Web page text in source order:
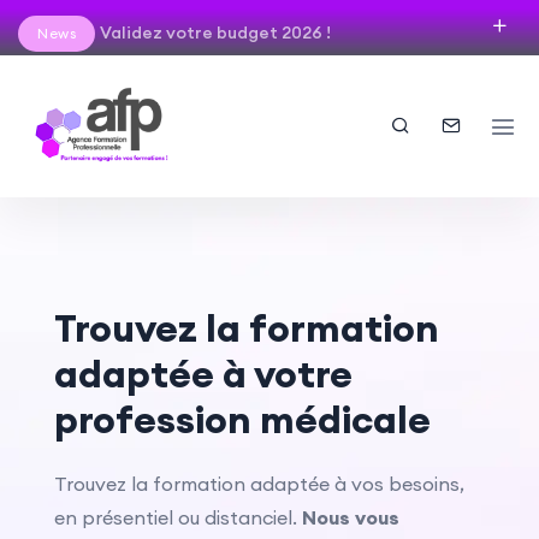
News Validez votre budget 2026 !
Trouvez la formation
adaptée à votre
profession médicale
Trouvez la formation adaptée à vos besoins,
en présentiel ou distanciel. Nous vous